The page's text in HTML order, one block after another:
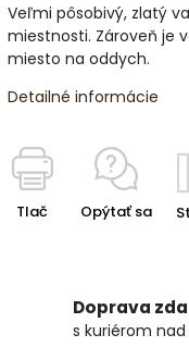
Veľmi pôsobivý, zlatý
miestnosti. Zároveň je
miesto na oddych.
Detailné informácie
Tlač Opýtať sa
Doprava
s kuriérom